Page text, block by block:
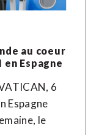
au coeur
Espagne
6
Espagne
le